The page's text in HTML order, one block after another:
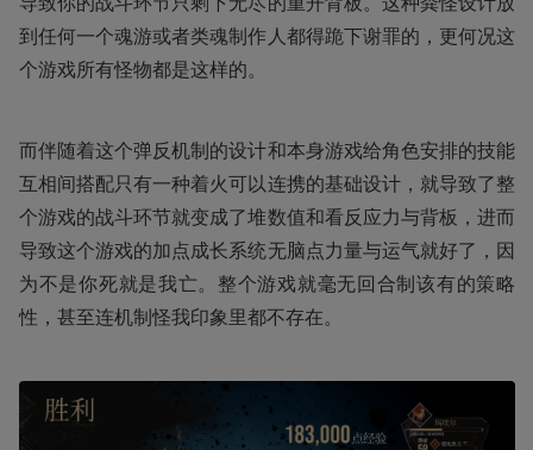
到任何一个魂游或者类魂制作人都得跪下谢罪的，更何况这
个游戏所有怪物都是这样的。
而伴随着这个弹反机制的设计和本身游戏给角色安排的技能
互相间搭配只有一种着火可以连携的基础设计，就导致了整
个游戏的战斗环节就变成了堆数值和看反应力与背板，进而
导致这个游戏的加点成长系统无脑点力量与运气就好了，因
为不是你死就是我亡。整个游戏就毫无回合制该有的策略
性，甚至连机制怪我印象里都不存在。